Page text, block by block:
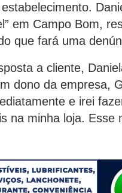
em Campo Bom,
que fará uma
a cliente,
dono da empresa,
e irei
na minha loja. Esse